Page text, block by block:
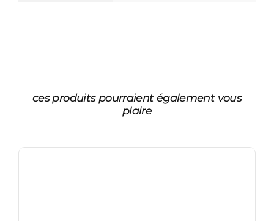
ces produits pourraient également vous
plaire